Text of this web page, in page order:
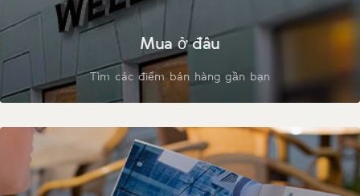
Mua ở đâu
Tìm các điểm bán hàng gần bạn